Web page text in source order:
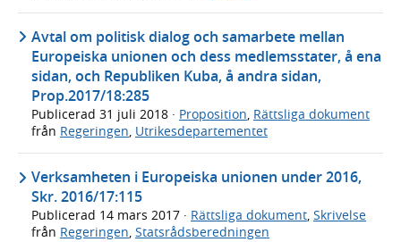
Avtal om politisk dialog och samarbete mellan
Europeiska unionen och dess medlemsstater, å ena
sidan, och Republiken Kuba, å andra sidan,
Prop.2017/18:285
Publicerad 31 juli 2018 · Proposition, Rättsliga dokument
från Regeringen, Utrikesdepartementet
Verksamheten i Europeiska unionen under 2016,
Skr. 2016/17:115
Publicerad 14 mars 2017 · Rättsliga dokument, Skrivelse
från Regeringen, Statsrådsberedningen